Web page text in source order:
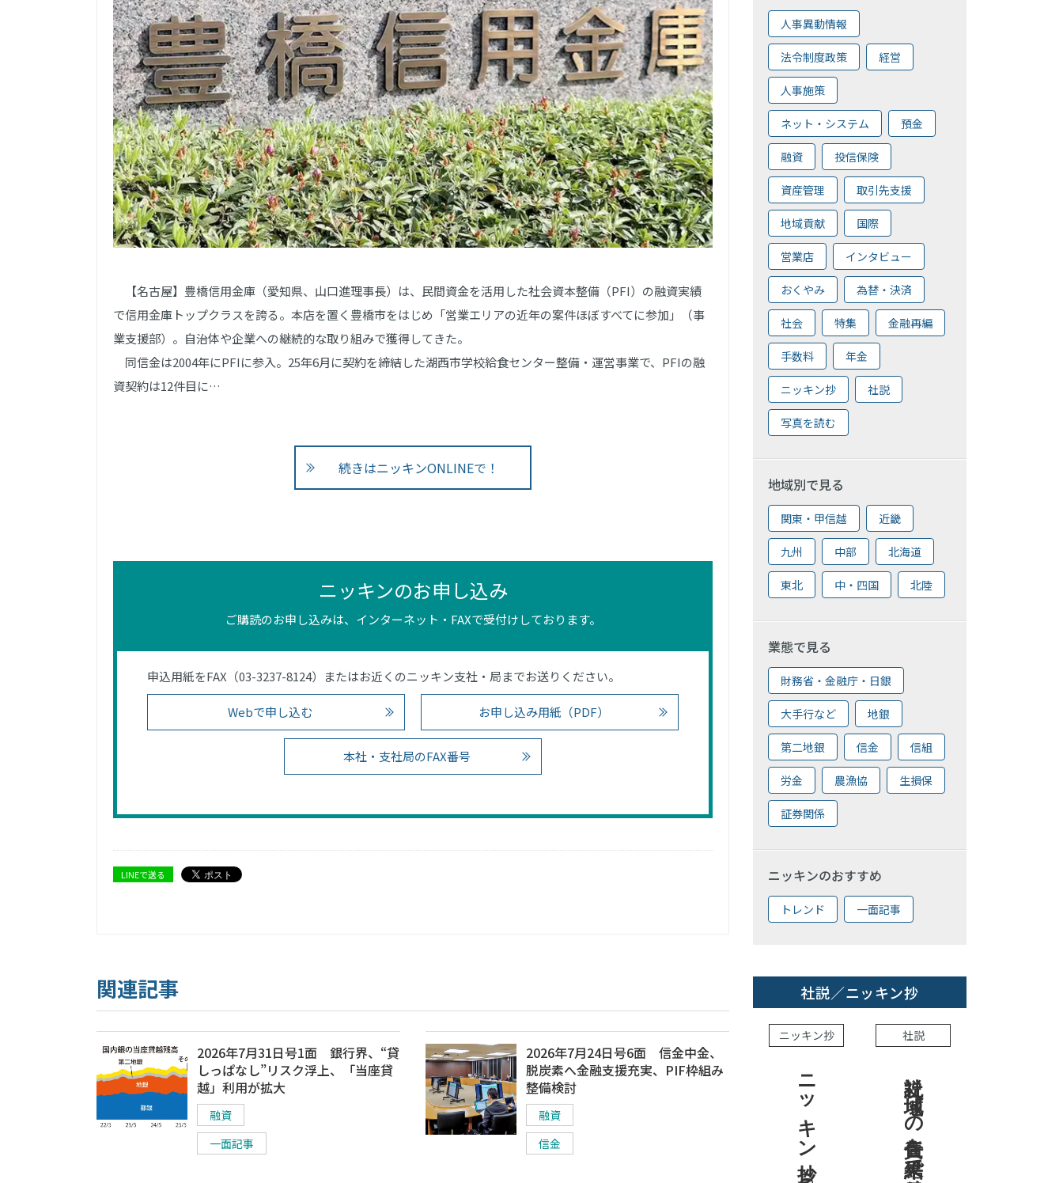
【名古屋】豊橋信用金庫（愛知県、山口進理事長）は、民間資金を活用した社会資本整備（PFI）の融資実績
で信用金庫トップクラスを誇る。本店を置く豊橋市をはじめ「営業エリアの近年の案件ほぼすべてに参加」（事
業支援部）。自治体や企業への継続的な取り組みで獲得してきた。
同信金は2004年にPFIに参入。25年6月に契約を締結した湖西市学校給食センター整備・運営事業で、PFIの融
資契約は12件目に…
続きはニッキンONLINEで！
ニッキンのお申し込み
ご購読のお申し込みは、インターネット・FAXで受付けしております。
申込用紙をFAX（03-3237-8124）またはお近くのニッキン支社・局までお送りください。
Webで申し込む お申し込み用紙（PDF）
本社・支社局のFAX番号
LINEで送る
関連記事
2026年7月31日号1面 銀行界、“貸
しっぱなし”リスク浮上、「当座貸
越」利用が拡大
融資
一面記事
2026年7月24日号6面 信金中金、
脱炭素へ金融支援充実、PIF枠組み
整備検討
融資
信金
人事異動情報
法令制度政策 経営
人事施策
ネット・システム 預金
融資 投信保険
資産管理 取引先支援
地域貢献 国際
営業店 インタビュー
おくやみ 為替・決済
社会 特集 金融再編
手数料 年金
ニッキン抄 社説
写真を読む
地域別で見る
関東・甲信越 近畿
九州 中部 北海道
東北 中・四国 北陸
業態で見る
財務省・金融庁・日銀
大手行など 地銀
第二地銀 信金 信組
労金 農漁協 生損保
証券関係
ニッキンのおすすめ
トレンド 一面記事
社説／ニッキン抄
ニッキン抄
ニッキン抄 2026.8.7
社説
社説 地域への責任を結果で示せ